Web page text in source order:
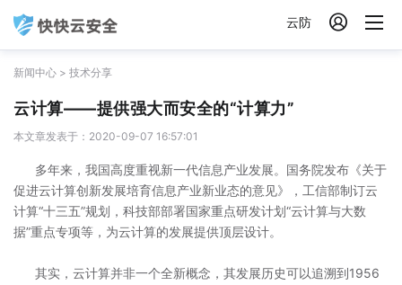
云防 
新闻中心 > 技术分享
云计算——提供强大而安全的“计算力”
本文章发表于：2020-09-07 16:57:01
多年来，我国高度重视新一代信息产业发展。国务院发布《关于
促进云计算创新发展培育信息产业新业态的意见》，工信部制订云
计算“十三五”规划，科技部部署国家重点研发计划“云计算与大数
据”重点专项等，为云计算的发展提供顶层设计。
其实，云计算并非一个全新概念，其发展历史可以追溯到1956